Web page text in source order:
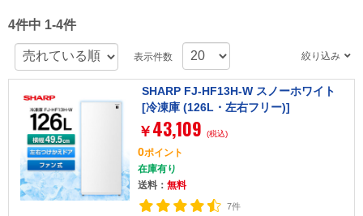
4件中 1-4件
表示件数 絞り込み
SHARP FJ-HF13H-W スノーホワイト
[冷凍庫 (126L・左右フリー)]
￥ 43,109 (税込)
0ポイント
在庫有り
送料： 無料
7件